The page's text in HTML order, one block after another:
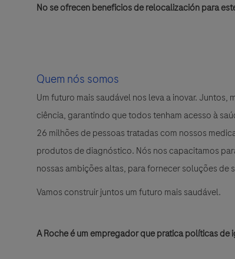
No se ofrecen beneficios de relocalización para
Quem nós somos
Um futuro mais saudável nos leva a inovar.
ciência, garantindo que todos tenham acesso à
26 milhões de pessoas tratadas com nossos
produtos de diagnóstico. Nós nos capacitamos
nossas ambições altas, para fornecer soluções de
Vamos construir juntos um futuro mais saudável.
A Roche é um empregador que pratica políticas